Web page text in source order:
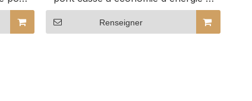
isolation thermique personnalisée
Northtech
Renseigner